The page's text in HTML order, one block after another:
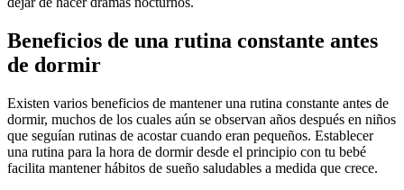
Beneficios de una rutina constante antes
de dormir
Existen varios beneficios de mantener una rutina constante antes de
dormir, muchos de los cuales aún se observan años después en niños
que seguían rutinas de acostar cuando eran pequeños. Establecer
una rutina para la hora de dormir desde el principio con tu bebé
facilita mantener hábitos de sueño saludables a medida que crece.